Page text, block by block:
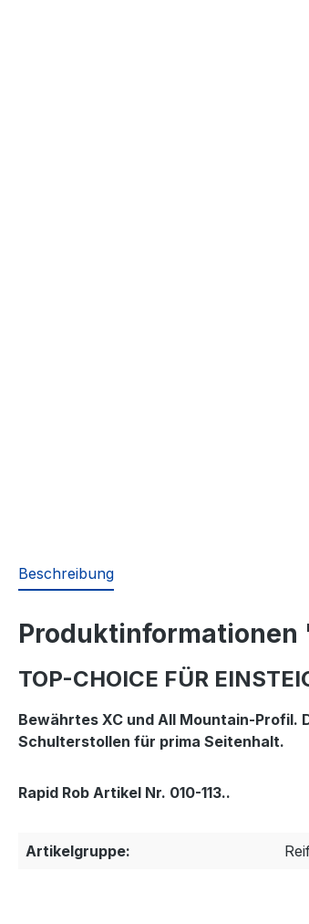
Beschreibung
Produktinformationen
TOP-CHOICE FÜR
Bewährtes XC und All Mountain-Profil.
Schulterstollen für prima Seitenhalt.
Rapid Rob Artikel Nr. 010-113..
Artikelgruppe: